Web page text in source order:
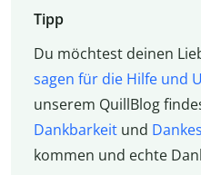
Tipp
Du möchtest deinen
sagen für die Hilfe und
unserem QuillBlog
Dankbarkeitund
kommen und echte